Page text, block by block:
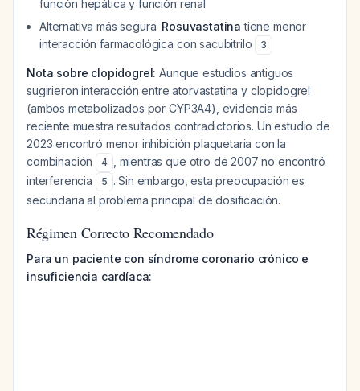
función hepática y función renal
Alternativa más segura: Rosuvastatina tiene menor
interacción farmacológica con sacubitrilo
3
Nota sobre clopidogrel: Aunque estudios antiguos
sugirieron interacción entre atorvastatina y clopidogrel
(ambos metabolizados por CYP3A4), evidencia más
reciente muestra resultados contradictorios. Un estudio de
2023 encontró menor inhibición plaquetaria con la
combinación
4
, mientras que otro de 2007 no encontró
interferencia
5 . Sin embargo, esta preocupación es
secundaria al problema principal de dosificación.
Régimen Correcto Recomendado
Para un paciente con síndrome coronario crónico e
insuficiencia cardíaca: